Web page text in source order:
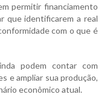
permitir financiamento
que identificarem a real
com o que é
podem contar com
e ampliar sua produção,
econômico atual.